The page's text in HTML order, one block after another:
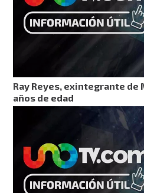
Ray Reyes, exintegrante de
años de edad